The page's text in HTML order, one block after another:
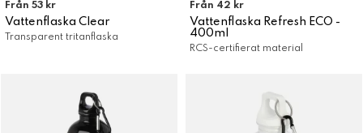
Från 53 kr
Vattenflaska Clear
Transparent tritanflaska
Från 42 kr
Vattenflaska Refresh ECO -
400ml
RCS-certifierat material